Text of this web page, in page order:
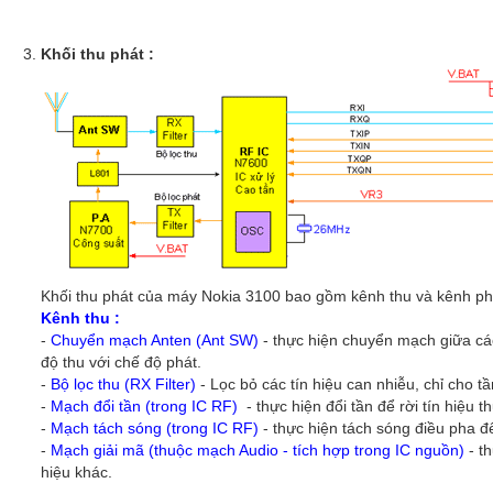
Khối thu phát :
Khối thu phát của máy Nokia 3100 bao gồm kênh thu và kênh
Kênh thu :
- Chuyển mạch Anten (Ant SW) - thực hiện chuyển mạch giữa
độ thu với chế độ phát.
- Bộ lọc thu (RX Filter) - Lọc bỏ các tín hiệu can nhiễu, chỉ cho
- Mạch đổi tần (trong IC RF) - thực hiện đổi tần để rời tín hiệu
- Mạch tách sóng (trong IC RF) - thực hiện tách sóng điều pha
- Mạch giải mã (thuộc mạch Audio - tích hợp trong IC nguồn) -
hiệu khác.